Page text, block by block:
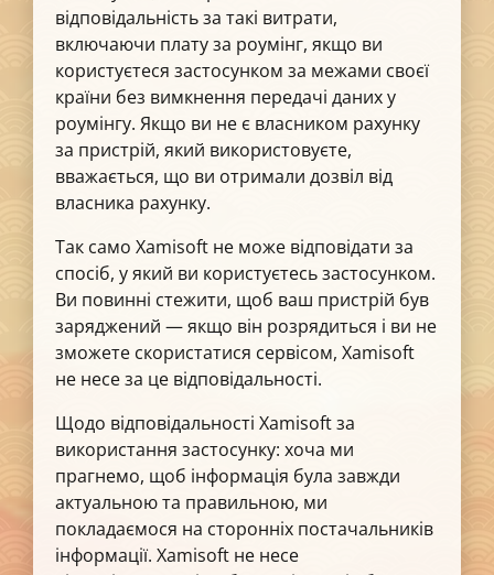
відповідальність за такі витрати,
включаючи плату за роумінг, якщо ви
користуєтеся застосунком за межами своєї
країни без вимкнення передачі даних у
роумінгу. Якщо ви не є власником рахунку
за пристрій, який використовуєте,
вважається, що ви отримали дозвіл від
власника рахунку.
Так само Xamisoft не може відповідати за
спосіб, у який ви користуєтесь застосунком.
Ви повинні стежити, щоб ваш пристрій був
заряджений — якщо він розрядиться і ви не
зможете скористатися сервісом, Xamisoft
не несе за це відповідальності.
Щодо відповідальності Xamisoft за
використання застосунку: хоча ми
прагнемо, щоб інформація була завжди
актуальною та правильною, ми
покладаємося на сторонніх постачальників
інформації. Xamisoft не несе